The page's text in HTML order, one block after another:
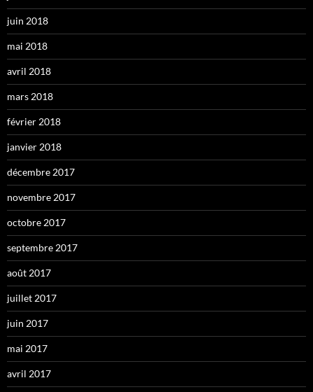
juin 2018
mai 2018
avril 2018
mars 2018
février 2018
janvier 2018
décembre 2017
novembre 2017
octobre 2017
septembre 2017
août 2017
juillet 2017
juin 2017
mai 2017
avril 2017